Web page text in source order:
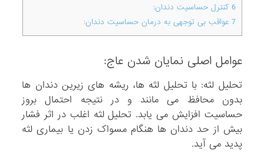
6 کنترل حساسیت دندان:
7 عواقب بی توجهی به درمان حساسیت دندان:
عوامل اصلی نمایان شدن عاج:
تحلیل لثه: با تحلیل لثه ها، ریشه های زیرین دندان ها
بدون محافظ می مانند و در نتیجه احتمال بروز
حساسیت افزایش می یابد. تحلیل لثه اغلب در اثر فشار
بیش از حد دندان ها هنگام مسواک زدن یا بیماری لثه
پدید می آید.